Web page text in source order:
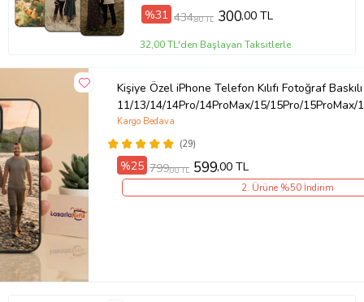
%31 434,80 TL 300,00 TL
32,00 TL'den Başlayan Taksitlerle
Kişiye Özel iPhone Telefon Kılıfı Fotoğraf Baskılı
11/13/14/14Pro/14ProMax/15/15Pro/
(29)
Kargo Bedava
%25 799,00 TL 599,00 TL
2. Ürüne %50 İndirim